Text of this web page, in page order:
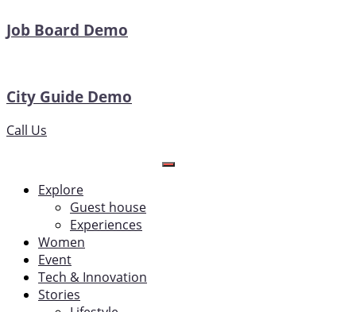
Job Board Demo
City Guide Demo
Call Us
Explore
Guest house
Experiences
Women
Event
Tech & Innovation
Stories